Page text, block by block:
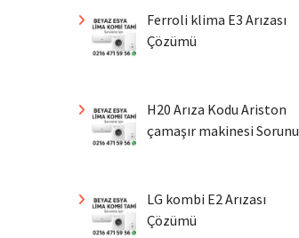
Ferroli klima E3 Arızası
Çözümü
H20 Arıza Kodu Ariston
çamaşır makinesi Sorunu
LG kombi E2 Arızası
Çözümü